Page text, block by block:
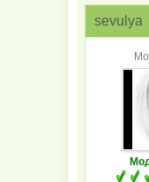
sevulya